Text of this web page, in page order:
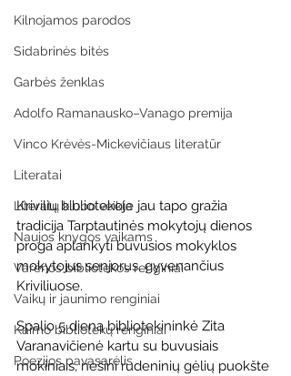
Kilnojamos parodos
Sidabrinės bitės
Garbės ženklas
Adolfo Ramanausko–Vanago premija
Vinco Krėvės-Mickevičiaus literatūr
Literatai
Literatų klubo veikla
Naujos knygos vaikams
Varėnos bibliotekos renginiai
Vaikų ir jaunimo renginiai
Kaimo bibliotekų renginiai
Poezijos pavasarėlis
Krivilių bibliotekoje jau tapo gražia
tradicija Tarptautinės mokytojų dienos
proga aplankyti buvusios mokyklos
mokytojus senjorus, gyvenančius
Kriviliuose.
Spalio 5 dieną bibliotekininkė Zita
Varanavičienė kartu su buvusiais
mokiniais, nešini rudeninių gėlių puokšte